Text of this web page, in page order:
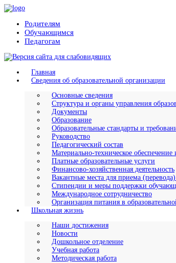
Родителям
Обучающимся
Педагогам
Главная
Сведения об образовательной организации
Основные сведения
Структура и органы управления
Документы
Образование
Образовательные стандарты и
Руководство
Педагогический состав
Материально-техническое
Платные образовательные услуги
Финансово-хозяйственная деятельность
Вакантные места для приема
Стипендии и меры поддержки
Международное сотрудничество
Организация питания в
Школьная жизнь
Наши достижения
Новости
Дошкольное отделение
Учебная работа
Методическая работа